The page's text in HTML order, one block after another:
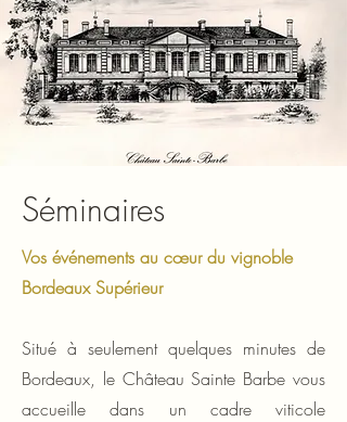
Séminaires
Vos événements au cœur du vignoble
Bordeaux Supérieur
Situé à seulement quelques minutes de
Bordeaux, le Château Sainte Barbe vous
accueille dans un cadre viticole